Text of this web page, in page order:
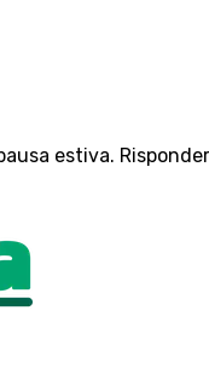
estiva.